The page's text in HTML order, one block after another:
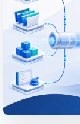
độ chính
Tại một doanh
kho...
XEM BÀI VIẾT